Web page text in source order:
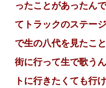
ったことがあったん
てトラックのステー
で生の八代を見たこ
街に行って生で歌う
トに行きたくても行